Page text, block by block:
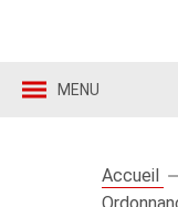
MENU
Accueil